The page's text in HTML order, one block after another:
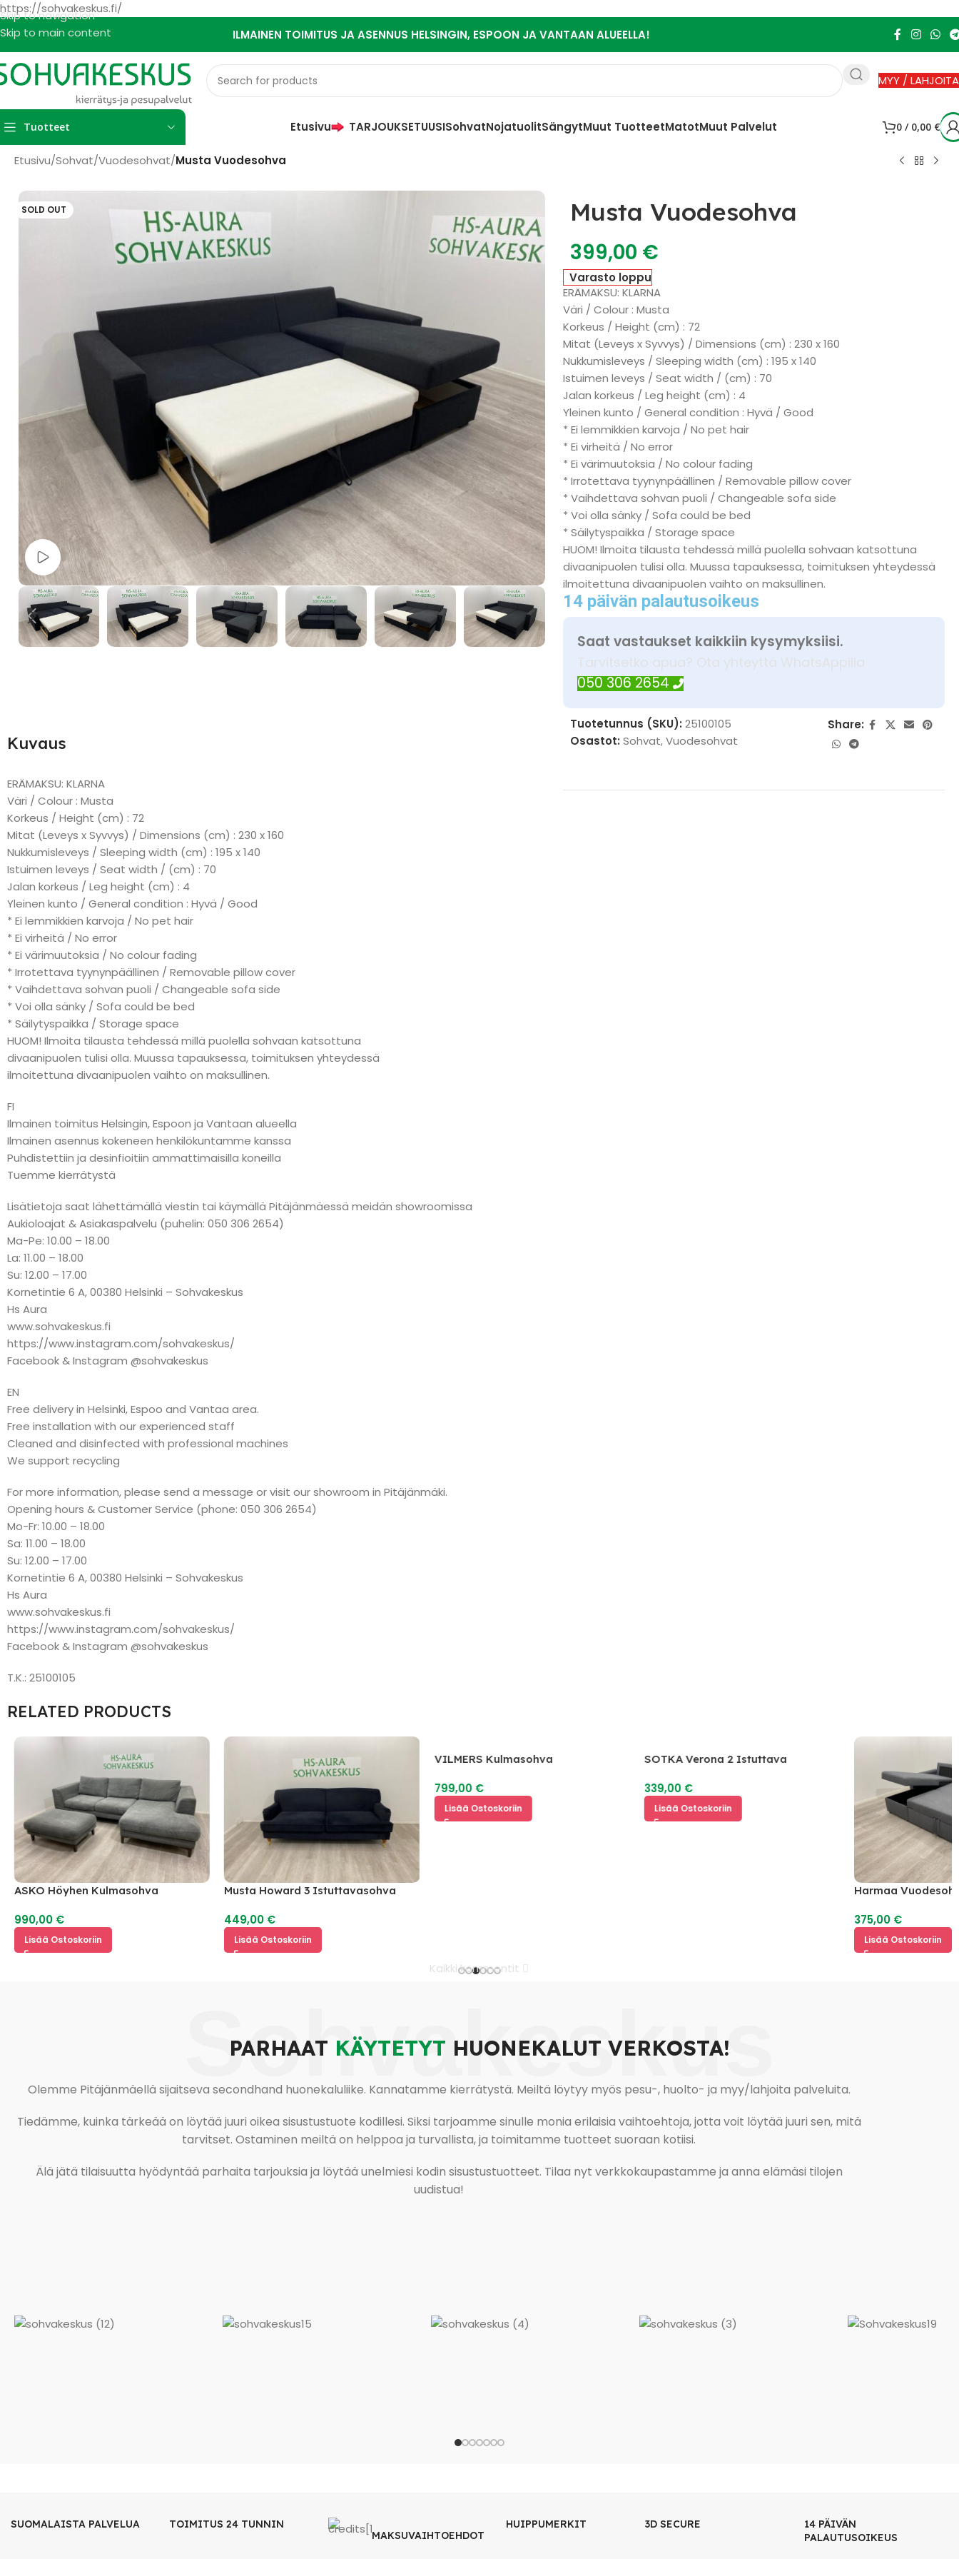
https://sohvakeskus.fi/
Skip to navigation
Skip to main content
ILMAINEN TOIMITUS JA ASENNUS HELSINGIN, ESPOON JA VANTAAN ALUEELLA!
MYY / LAHJOITA
Tuotteet Etusivu TARJOUKSETUUSISohvatNojatuolitSängytMuut TuotteetMatotMuut Palvelut 0 / 0,00 €
Etusivu/Sohvat/Vuodesohvat/Musta Vuodesohva
SOLD OUT
Watch video
Musta Vuodesohva
399,00 €
Varasto loppu
ERÄMAKSU: KLARNA
Väri / Colour : Musta
Korkeus / Height (cm) : 72
Mitat (Leveys x Syvvys) / Dimensions (cm) : 230 x 160
Nukkumisleveys / Sleeping width (cm) : 195 x 140
Istuimen leveys / Seat width / (cm) : 70
Jalan korkeus / Leg height (cm) : 4
Yleinen kunto / General condition : Hyvä / Good
* Ei lemmikkien karvoja / No pet hair
* Ei virheitä / No error
* Ei värimuutoksia / No colour fading
* Irrotettava tyynynpäällinen / Removable pillow cover
* Vaihdettava sohvan puoli / Changeable sofa side
* Voi olla sänky / Sofa could be bed
* Säilytyspaikka / Storage space
HUOM! Ilmoita tilausta tehdessä millä puolella sohvaan katsottuna
divaanipuolen tulisi olla. Muussa tapauksessa, toimituksen yhteydessä
ilmoitettuna divaanipuolen vaihto on maksullinen.
14 päivän palautusoikeus
Saat vastaukset kaikkiin kysymyksiisi.
Tarvitsetko apua? Ota yhteyttä WhatsAppilla
050 306 2654
Tuotetunnus (SKU):25100105
Osastot: Sohvat,Vuodesohvat
Share:
Kuvaus
ERÄMAKSU: KLARNA
Väri / Colour : Musta
Korkeus / Height (cm) : 72
Mitat (Leveys x Syvvys) / Dimensions (cm) : 230 x 160
Nukkumisleveys / Sleeping width (cm) : 195 x 140
Istuimen leveys / Seat width / (cm) : 70
Jalan korkeus / Leg height (cm) : 4
Yleinen kunto / General condition : Hyvä / Good
* Ei lemmikkien karvoja / No pet hair
* Ei virheitä / No error
* Ei värimuutoksia / No colour fading
* Irrotettava tyynynpäällinen / Removable pillow cover
* Vaihdettava sohvan puoli / Changeable sofa side
* Voi olla sänky / Sofa could be bed
* Säilytyspaikka / Storage space
HUOM! Ilmoita tilausta tehdessä millä puolella sohvaan katsottuna
divaanipuolen tulisi olla. Muussa tapauksessa, toimituksen yhteydessä
ilmoitettuna divaanipuolen vaihto on maksullinen.
FI
Ilmainen toimitus Helsingin, Espoon ja Vantaan alueella
Ilmainen asennus kokeneen henkilökuntamme kanssa
Puhdistettiin ja desinfioitiin ammattimaisilla koneilla
Tuemme kierrätystä
Lisätietoja saat lähettämällä viestin tai käymällä Pitäjänmäessä meidän showroomissa
Aukioloajat & Asiakaspalvelu (puhelin: 050 306 2654)
Ma-Pe: 10.00 – 18.00
La: 11.00 – 18.00
Su: 12.00 – 17.00
Kornetintie 6 A, 00380 Helsinki – Sohvakeskus
Hs Aura
www.sohvakeskus.fi
https://www.instagram.com/sohvakeskus/
Facebook & Instagram @sohvakeskus
EN
Free delivery in Helsinki, Espoo and Vantaa area.
Free installation with our experienced staff
Cleaned and disinfected with professional machines
We support recycling
For more information, please send a message or visit our showroom in Pitäjänmäki.
Opening hours & Customer Service (phone: 050 306 2654)
Mo-Fr: 10.00 – 18.00
Sa: 11.00 – 18.00
Su: 12.00 – 17.00
Kornetintie 6 A, 00380 Helsinki – Sohvakeskus
Hs Aura
www.sohvakeskus.fi
https://www.instagram.com/sohvakeskus/
Facebook & Instagram @sohvakeskus
T.K.: 25100105
RELATED PRODUCTS
ASKO Höyhen Kulmasohva
990,00 €
Lisää Ostoskoriin
Musta Howard 3 Istuttavasohva
449,00 €
Lisää Ostoskoriin
VILMERS Kulmasohva
799,00€
Lisää Ostoskoriin
SOTKA Verona 2 Istuttava
339,00€
Lisää Ostoskoriin
Harmaa
375,00 €
Lisää Ostoskoriin
Kaikki kommentit
Sohvakeskus
PARHAAT KÄYTETYT HUONEKALUT VERKOSTA!
Olemme Pitäjänmäellä sijaitseva secondhand huonekaluliike. Kannatamme kierrätystä. Meiltä löytyy myös pesu-, huolto- ja myy/lahjoita palveluita.
Tiedämme, kuinka tärkeää on löytää juuri oikea sisustustuote kodillesi. Siksi tarjoamme sinulle monia erilaisia vaihtoehtoja, jotta voit löytää juuri sen, mitä
tarvitset. Ostaminen meiltä on helppoa ja turvallista, ja toimitamme tuotteet suoraan kotiisi.
Älä jätä tilaisuutta hyödyntää parhaita tarjouksia ja löytää unelmiesi kodin sisustustuotteet. Tilaa nyt verkkokaupastamme ja anna elämäsi tilojen
uudistua!
SUOMALAISTA PALVELUA
TOIMITUS 24 TUNNIN
MAKSUVAIHTOEHDOT
HUIPPUMERKIT 3D SECURE
14 PÄIVÄN
PALAUTUSOIKEUS